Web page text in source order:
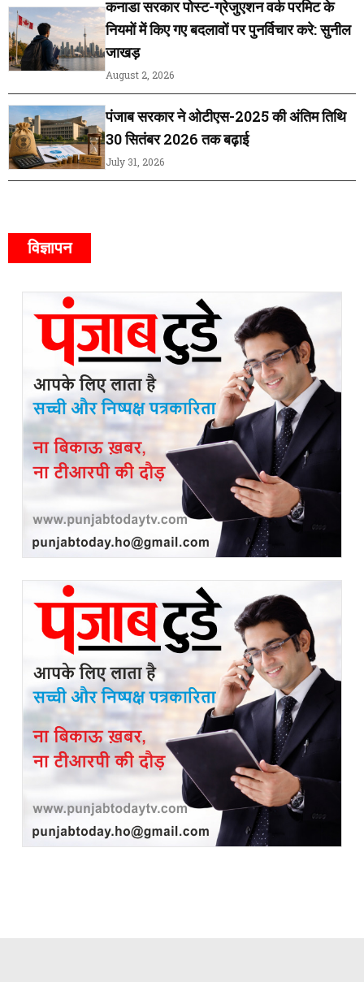
कनाडा सरकार पोस्ट-ग्रेजुएशन वर्क परमिट के
नियमों में किए गए बदलावों पर पुनर्विचार करे: सुनील
जाखड़
August 2, 2026
पंजाब सरकार ने ओटीएस-2025 की अंतिम तिथि
30 सितंबर 2026 तक बढ़ाई
July 31, 2026
विज्ञापन